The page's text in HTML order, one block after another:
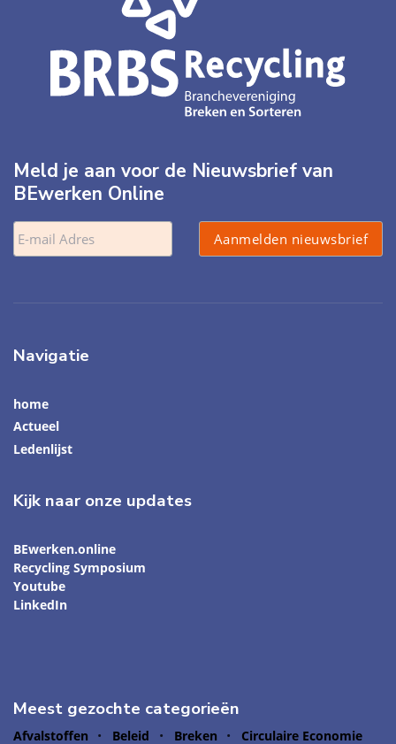
Meld je aan voor de Nieuwsbrief van
BEwerken Online
Navigatie
home
Actueel
Ledenlijst
Kijk naar onze updates
BEwerken.online
Recycling Symposium
Youtube
LinkedIn
Meest gezochte categorieën
Afvalstoffen Beleid Breken Circulaire Economie